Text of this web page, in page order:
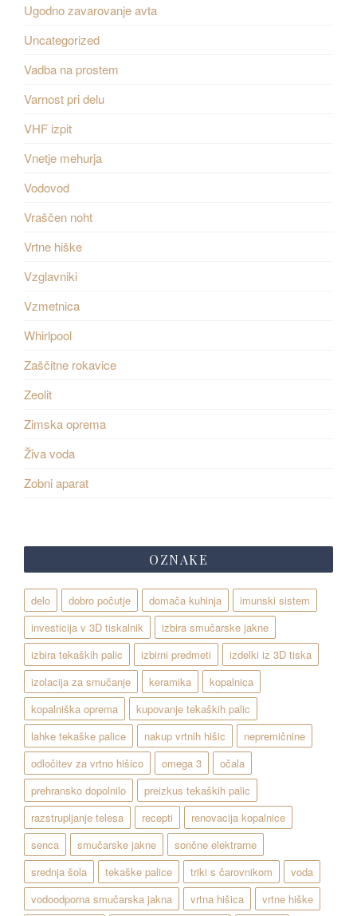
Ugodno zavarovanje avta
Uncategorized
Vadba na prostem
Varnost pri delu
VHF izpit
Vnetje mehurja
Vodovod
Vraščen noht
Vrtne hiške
Vzglavniki
Vzmetnica
Whirlpool
Zaščitne rokavice
Zeolit
Zimska oprema
Živa voda
Zobni aparat
OZNAKE
delo dobro počutje domača kuhinja
imunski sistem
investicija v 3D tiskalnik
izbira smučarske jakne
izbira tekaških palic
izbirni predmeti
izdelki iz 3D tiska
izolacija za smučanje
keramika
kopalnica
kopalniška oprema
kupovanje tekaških palic
lahke tekaške palice
nakup vrtnih hišic
nepremičnine
odločitev za vrtno hišico
omega 3
očala
prehransko dopolnilo
preizkus tekaških palic
razstrupljanje telesa
recepti
renovacija kopalnice
senca
smučarske jakne
sončne elektrarne
srednja šola
tekaške palice triki s čarovnikom
voda
vodoodporna smučarska jakna
vrtna hišica vrtne hiške